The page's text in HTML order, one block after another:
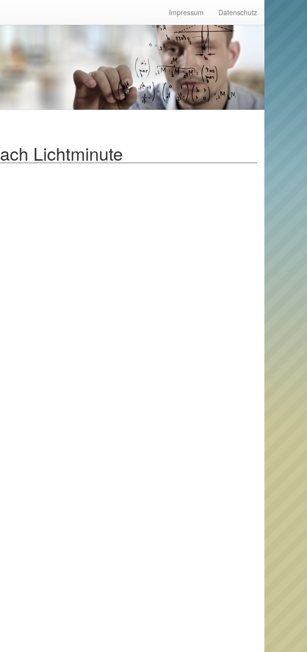
Impressum Datenschutz
Lichtminute